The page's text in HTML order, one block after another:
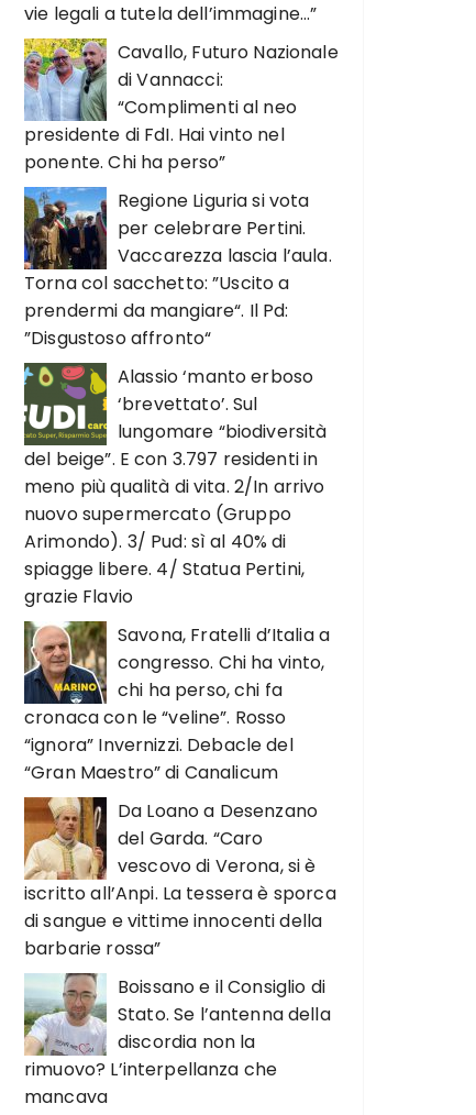
vie legali a tutela dell’immagine…”
Cavallo, Futuro Nazionale
di Vannacci:
“Complimenti al neo
presidente di FdI. Hai vinto nel
ponente. Chi ha perso”
Regione Liguria si vota
per celebrare Pertini.
Vaccarezza lascia l’aula.
Torna col sacchetto: ”Uscito a
prendermi da mangiare“. Il Pd:
”Disgustoso affronto“
Alassio ‘manto erboso
‘brevettato’. Sul
lungomare “biodiversità
del beige”. E con 3.797 residenti in
meno più qualità di vita. 2/In arrivo
nuovo supermercato (Gruppo
Arimondo). 3/ Pud: sì al 40% di
spiagge libere. 4/ Statua Pertini,
grazie Flavio
Savona, Fratelli d’Italia a
congresso. Chi ha vinto,
chi ha perso, chi fa
cronaca con le “veline”. Rosso
“ignora” Invernizzi. Debacle del
“Gran Maestro” di Canalicum
Da Loano a Desenzano
del Garda. “Caro
vescovo di Verona, si è
iscritto all’Anpi. La tessera è sporca
di sangue e vittime innocenti della
barbarie rossa”
Boissano e il Consiglio di
Stato. Se l’antenna della
discordia non la
rimuovo? L’interpellanza che
mancava